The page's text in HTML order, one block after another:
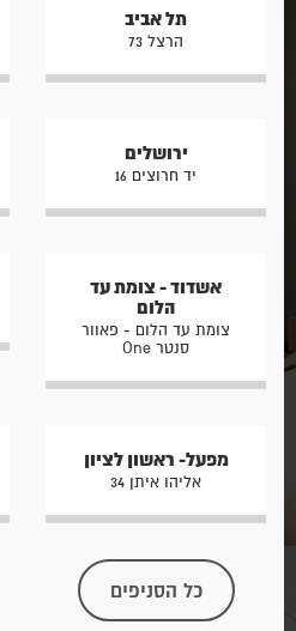
תל אביב
הרצל 73
ירושלים
יד חרוצים 16
אשדוד - צומת עד
הלום
צומת עד הלום - פאוור
סנטר One
מפעל- ראשון לציון
אליהו איתן 34
כל הסניפים